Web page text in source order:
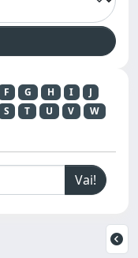
F G H I
J
S T U V
W